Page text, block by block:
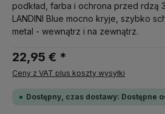
podkład, farba i ochrona przed rdzą
LANDINI Blue mocno kryje, szybko
metal - wewnątrz i na zewnątrz.
22,95 € *
Ceny z VAT plus koszty wysyłki
Dostępny, czas dostawy: Dostępne